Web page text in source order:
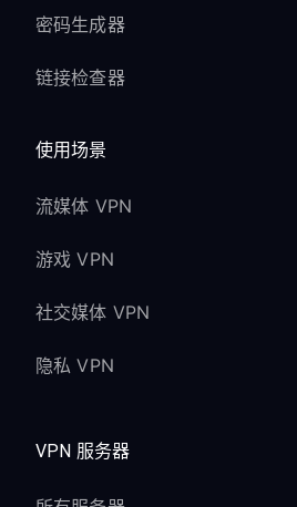
密码生成器
链接检查器
使用场景
流媒体 VPN
游戏 VPN
社交媒体 VPN
隐私 VPN
VPN 服务器